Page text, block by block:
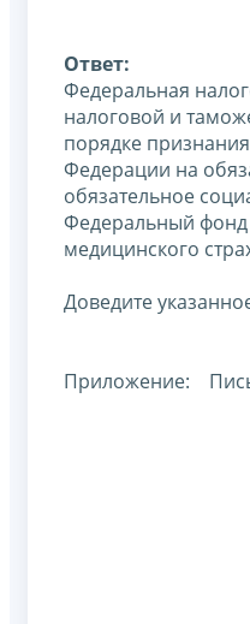
Ответ:
Федеральная
налоговой и
порядке
Федерации на
обязательное
Федеральный фонд
медицинского
Доведите
Приложение: